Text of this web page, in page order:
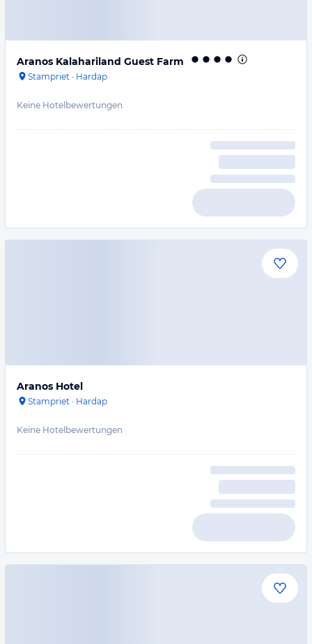
Aranos Kalahariland Guest Farm
Stampriet · Hardap
Keine Hotelbewertungen
Aranos Hotel
Stampriet · Hardap
Keine Hotelbewertungen